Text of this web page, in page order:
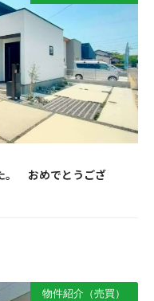
。 おめでとうござ
物件紹介（売買）